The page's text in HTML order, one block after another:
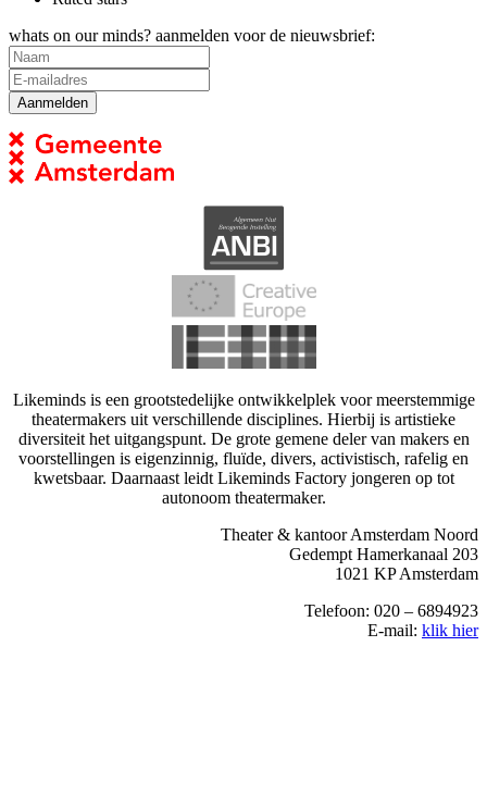
whats on our minds? aanmelden voor de nieuwsbrief:
Likeminds is een grootstedelijke ontwikkelplek voor meerstemmige
theatermakers uit verschillende disciplines. Hierbij is artistieke
diversiteit het uitgangspunt. De grote gemene deler van makers en
voorstellingen is eigenzinnig, fluïde, divers, activistisch, rafelig en
kwetsbaar. Daarnaast leidt Likeminds Factory jongeren op tot
autonoom theatermaker.
Theater & kantoor Amsterdam Noord
Gedempt Hamerkanaal 203
1021 KP Amsterdam
Telefoon: 020 – 6894923
E-mail: klik hier